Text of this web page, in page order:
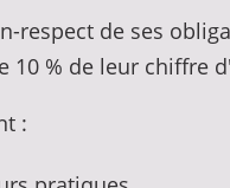
respect de ses
% de leur chiffre
: